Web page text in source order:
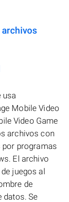
usa
Mobile Video
Video Game
archivos con
por programas
El archivo
juegos al
de
datos. Se